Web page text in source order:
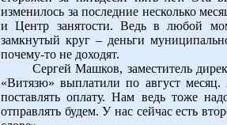
изменилось за последние несколько
и Центр занятости. Ведь в любой
замкнутый круг – деньги
почему-то не доходят.
Сергей Машков, заместитель
«Витязю» выплатили по август месяц.
поставлять оплату. Нам ведь тоже
отправлять будем. У нас сейчас есть